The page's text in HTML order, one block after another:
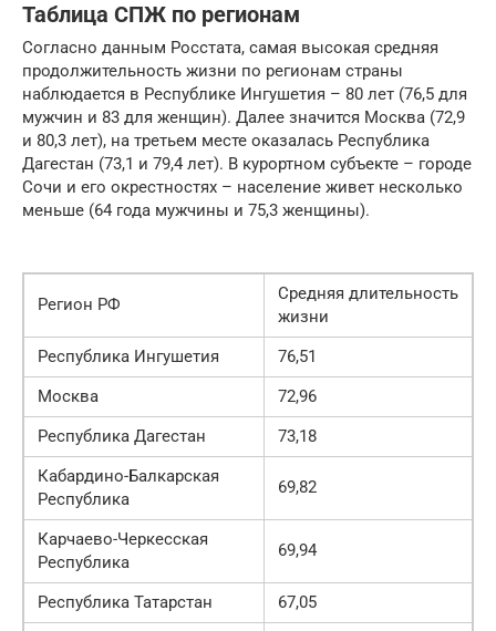
Таблица СПЖ по регионам
Согласно данным Росстата, самая высокая средняя
продолжительность жизни по регионам страны
наблюдается в Республике Ингушетия – 80 лет (76,5 для
мужчин и 83 для женщин). Далее значится Москва (72,9
и 80,3 лет), на третьем месте оказалась Республика
Дагестан (73,1 и 79,4 лет). В курортном субъекте – городе
Сочи и его окрестностях – население живет несколько
меньше (64 года мужчины и 75,3 женщины).
Регион РФ
Средняя длительность
жизни
Республика Ингушетия
76,51
Москва
72,96
Республика Дагестан
73,18
Кабардино-Балкарская
Республика
69,82
Карчаево-Черкесская
Республика
69,94
Республика Татарстан
67,05